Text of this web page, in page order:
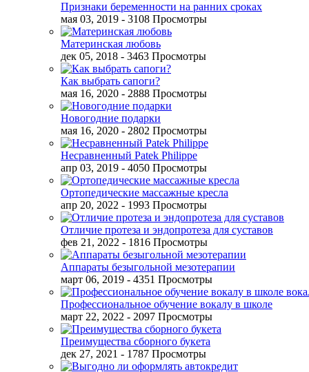
Признаки беременности на ранних сроках
мая 03, 2019 - 3108 Просмотры
Материнская любовь
дек 05, 2018 - 3463 Просмотры
Как выбрать сапоги?
мая 16, 2020 - 2888 Просмотры
Новогодние подарки
мая 16, 2020 - 2802 Просмотры
Несравненный Patek Philippe
апр 03, 2019 - 4050 Просмотры
Ортопедические массажные кресла
апр 20, 2022 - 1993 Просмотры
Отличие протеза и эндопротеза для суставов
фев 21, 2022 - 1816 Просмотры
Аппараты безыгольной мезотерапии
март 06, 2019 - 4351 Просмотры
Профессиональное обучение вокалу в школе
март 22, 2022 - 2097 Просмотры
Преимущества сборного букета
дек 27, 2021 - 1787 Просмотры